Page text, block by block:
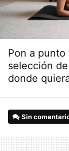
Pon a
selección
donde
Sin